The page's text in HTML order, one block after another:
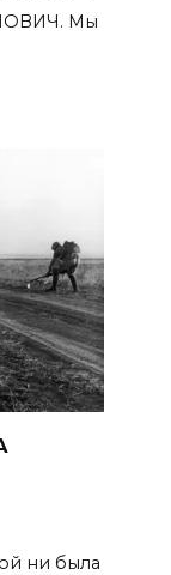
Мы
ни была